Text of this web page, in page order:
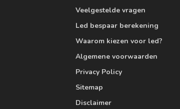
Veelgestelde vragen
Led bespaar berekening
Waarom kiezen voor led?
Algemene voorwaarden
Privacy Policy
Sitemap
Disclaimer